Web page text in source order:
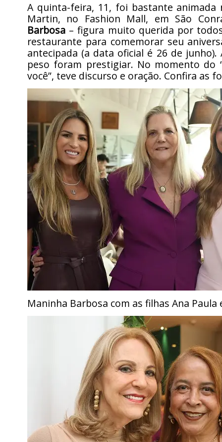
A quinta-feira, 11, foi bastante animada
Martin, no Fashion Mall, em São
Barbosa – figura muito querida por
restaurante para comemorar seu
antecipada (a data oficial é 26 de junho).
peso foram prestigiar. No momento do
você”, teve discurso e oração. Confira as
Maninha Barbosa com as filhas Ana Paula